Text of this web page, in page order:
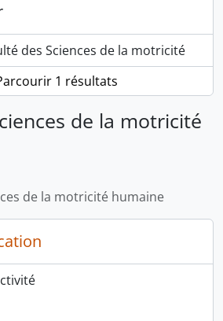
des Sciences de la motricité
1 résultats
de la motricité
de la motricité humaine